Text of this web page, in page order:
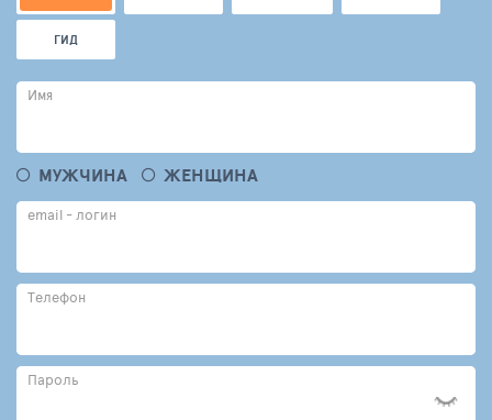
ГИД
Имя
МУЖЧИНА ЖЕНЩИНА
email - логин
Телефон
Пароль